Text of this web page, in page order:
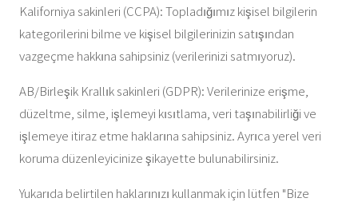
Kaliforniya sakinleri (CCPA): Topladığımız kişisel bilgilerin
kategorilerini bilme ve kişisel bilgilerinizin satışından
vazgeçme hakkına sahipsiniz (verilerinizi satmıyoruz).
AB/Birleşik Krallık sakinleri (GDPR): Verilerinize erişme,
düzeltme, silme, işlemeyi kısıtlama, veri taşınabilirliği ve
işlemeye itiraz etme haklarına sahipsiniz. Ayrıca yerel veri
koruma düzenleyicinize şikayette bulunabilirsiniz.
Yukarıda belirtilen haklarınızı kullanmak için lütfen "Bize